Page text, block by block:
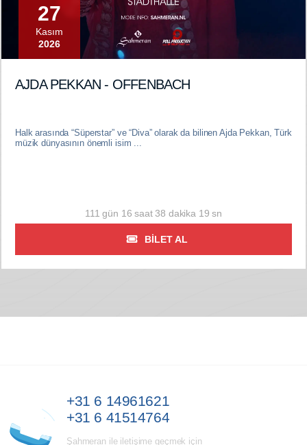
27
Kasım
2026
AJDA PEKKAN - OFFENBACH
Halk arasında “Süperstar” ve “Diva” olarak da bilinen Ajda Pekkan, Türk
müzik dünyasının önemli isim ...
111 gün 16 saat 38 dakika 18 sn
BILET AL
+31 6 14961621
+31 6 41514764
Şahmeran ile iletişime geçmek için